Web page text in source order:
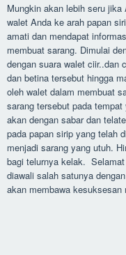
Mungkin akan lebih seru
walet Anda ke arah papan
amati dan mendapat
membuat sarang. Dimulai
dengan suara walet ciir..dan
dan betina tersebut hingga
oleh walet dalam membuat
sarang tersebut pada
akan dengan sabar dan
pada papan sirip yang telah
menjadi sarang yang utuh.
bagi telurnya kelak.
diawali salah satunya dengan
akan membawa kesuksesan